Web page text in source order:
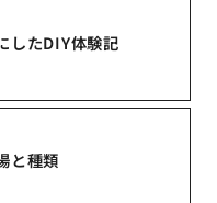
したDIY体験記
と種類